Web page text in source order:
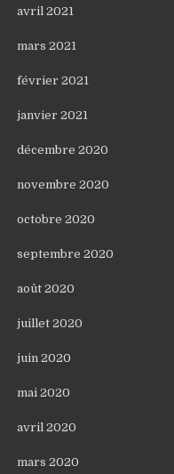
avril 2021
mars 2021
février 2021
janvier 2021
décembre 2020
novembre 2020
octobre 2020
septembre 2020
août 2020
juillet 2020
juin 2020
mai 2020
avril 2020
mars 2020